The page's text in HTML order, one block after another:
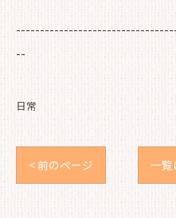
--
日常
< 前のページ 一覧